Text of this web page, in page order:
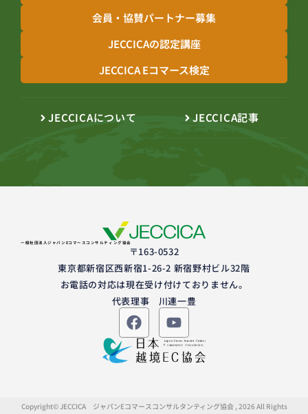
会員・協賛パートナー募集
JECCICAの認定講座
JECCICA Eコマース検定
JECCICAについて JECCICA記事
一般社団法人ジャパンEコマースコンサルティング協会
〒163-0532
東京都新宿区西新宿1-26-2 新宿野村ビル32階
お電話の対応は現在受け付けておりません。
代表理事 川連一豊
Copyright© JECCICA ジャパンEコマースコンサルタンティング協会 , 2026 All Rights